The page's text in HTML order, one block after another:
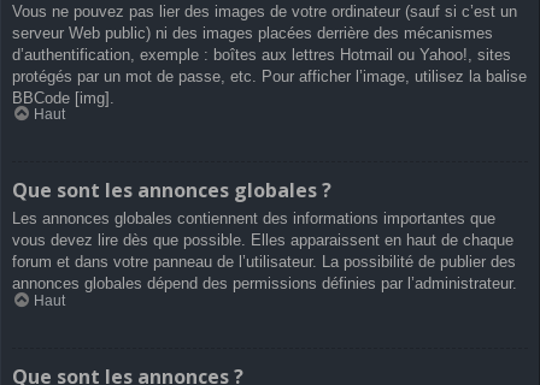
Vous ne pouvez pas lier des images de votre ordinateur (sauf si c’est un
serveur Web public) ni des images placées derrière des mécanismes
d’authentification, exemple : boîtes aux lettres Hotmail ou Yahoo!, sites
protégés par un mot de passe, etc. Pour afficher l’image, utilisez la balise
BBCode [img].
Haut
Que sont les annonces globales ?
Les annonces globales contiennent des informations importantes que
vous devez lire dès que possible. Elles apparaissent en haut de chaque
forum et dans votre panneau de l’utilisateur. La possibilité de publier des
annonces globales dépend des permissions définies par l’administrateur.
Haut
Que sont les annonces ?